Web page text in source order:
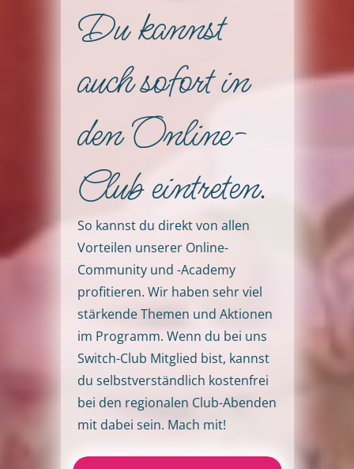
Du kannst
auch sofort in
den Online-
Club eintreten.
So kannst du direkt von allen
Vorteilen unserer Online-
Community und -Academy
profitieren. Wir haben sehr viel
stärkende Themen und Aktionen
im Programm. Wenn du bei uns
Switch-Club Mitglied bist, kannst
du selbstverständlich kostenfrei
bei den regionalen Club-Abenden
mit dabei sein. Mach mit!